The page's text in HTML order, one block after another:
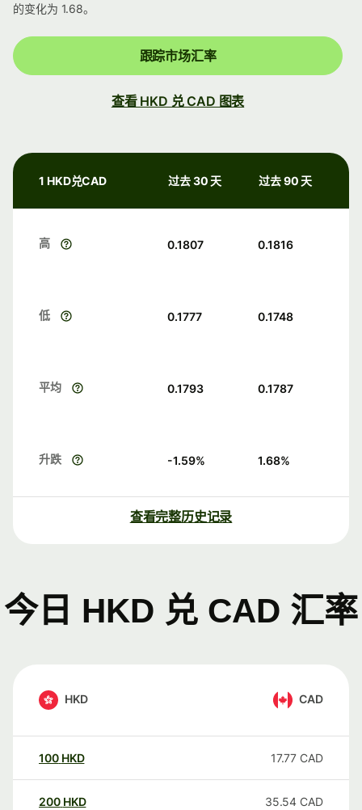
的变化为 1.68。
跟踪市场汇率
查看 HKD 兑 CAD 图表
1 HKD兑CAD 过去 30 天 过去 90 天
高 0.1807 0.1816
低 0.1777 0.1748
平均 0.1793 0.1787
升跌 -1.59% 1.68%
查看完整历史记录
今日 HKD 兑 CAD 汇率
HKD CAD
100 HKD 17.77 CAD
200 HKD 35.54 CAD